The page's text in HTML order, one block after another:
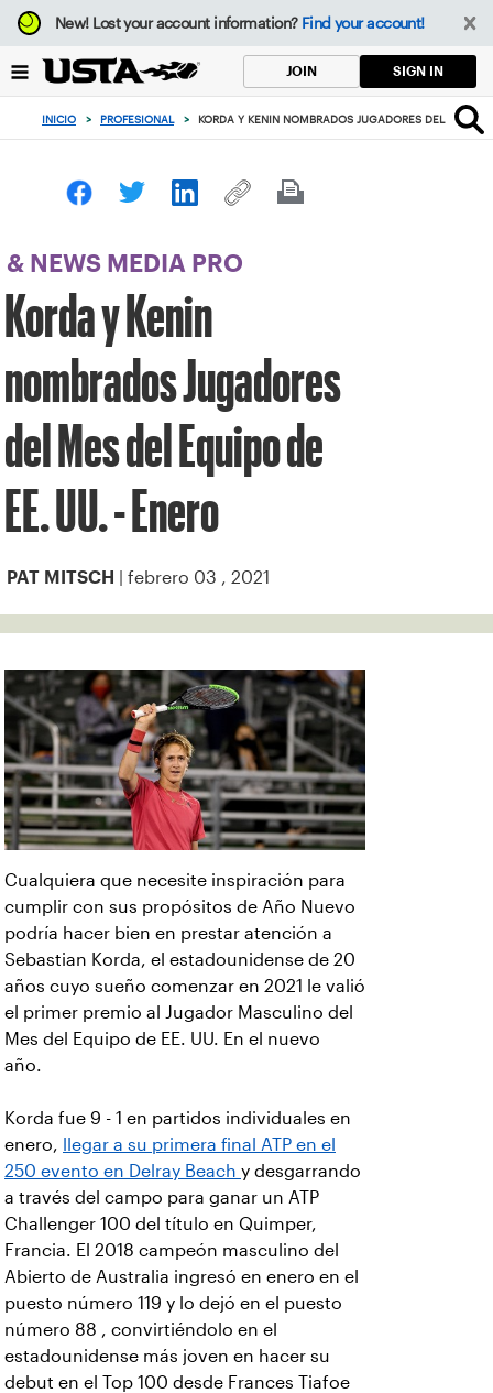
Enfoque
desde
botón
volver
principio
New!Lost your account information? Find your account!
JOIN SIGN IN
INICIO > PROFESIONAL > KORDA Y KENIN NOMBRADOS JUGADORES DEL MES
& NEWS MEDIA PRO
Korda y Kenin
nombrados Jugadores
del Mes del Equipo de
EE. UU. - Enero
PAT MITSCH | febrero 03 , 2021
Cualquiera que necesite inspiración para
cumplir con sus propósitos de Año Nuevo
podría hacer bien en prestar atención a
Sebastian Korda, el estadounidense de 20
años cuyo sueño comenzar en 2021 le valió
el primer premio al Jugador Masculino del
Mes del Equipo de EE. UU. En el nuevo
año.
Korda fue 9 - 1 en partidos individuales en
enero,
llegar a su primera final ATP en el
250 evento en Delray Beach y desgarrando
a través del campo para ganar un ATP
Challenger 100 del título en Quimper,
Francia. El 2018 campeón masculino del
Abierto de Australia ingresó en enero en el
puesto número 119 y lo dejó en el puesto
número 88 , convirtiéndolo en el
estadounidense más joven en hacer su
debut en el Top 100 desde Frances Tiafoe